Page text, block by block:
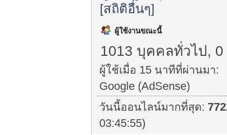
[สถิติอื่นๆ]
ผู้ใช้งานขณะนี้
1013 บุคคลทั่วไป,
ผู้ใช้เมื่อ 15 นาทีที่ผ่านมา:
Google (AdSense)
วันนี้ออนไลน์มากที่สุด:
03:45:55)